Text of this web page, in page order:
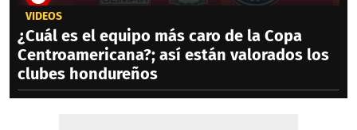
VIDEOS
¿Cuál es el equipo más caro de la Copa
Centroamericana?; así están valorados los
clubes hondureños